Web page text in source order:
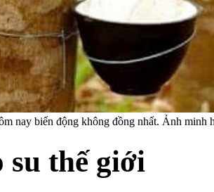
nay biến động không đồng nhất. Ảnh minh
su thế giới